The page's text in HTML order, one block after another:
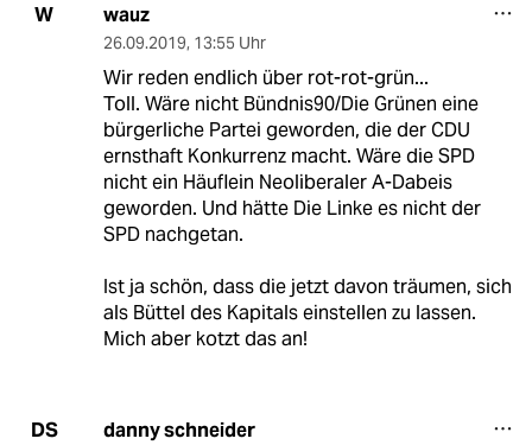
W wauz
26.09.2019, 13:55 Uhr
Wir reden endlich über rot-rot-grün...
Toll. Wäre nicht Bündnis90/Die Grünen eine
bürgerliche Partei geworden, die der CDU
ernsthaft Konkurrenz macht. Wäre die SPD
nicht ein Häuflein Neoliberaler A-Dabeis
geworden. Und hätte Die Linke es nicht der
SPD nachgetan.
Ist ja schön, dass die jetzt davon träumen, sich
als Büttel des Kapitals einstellen zu lassen.
Mich aber kotzt das an!
DS danny schneider